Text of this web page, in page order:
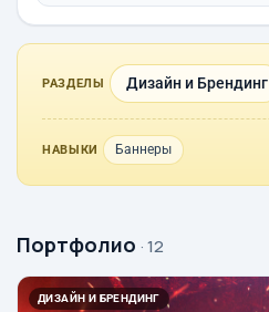
РАЗДЕЛЫ Дизайн и Брендинг
НАВЫКИ Баннеры
Портфолио · 12
ДИЗАЙН И БРЕНДИНГ